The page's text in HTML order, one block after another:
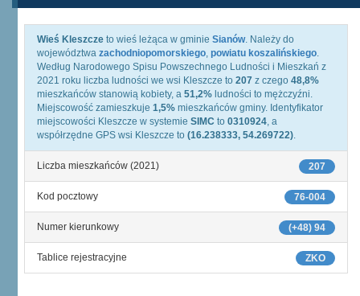
Wieś Kleszcze to wieś leżąca w gminie Sianów. Należy do
województwa zachodniopomorskiego, powiatu koszalińskiego.
Według Narodowego Spisu Powszechnego Ludności i Mieszkań z
2021 roku liczba ludności we wsi Kleszcze to 207 z czego 48,8%
mieszkańców stanowią kobiety, a 51,2% ludności to mężczyźni.
Miejscowość zamieszkuje 1,5% mieszkańców gminy. Identyfikator
miejscowości Kleszcze w systemie SIMC to 0310924, a
współrzędne GPS wsi Kleszcze to (16.238333, 54.269722).
207
Liczba mieszkańców (2021)
76-004
Kod pocztowy
(+48) 94
Numer kierunkowy
ZKO
Tablice rejestracyjne